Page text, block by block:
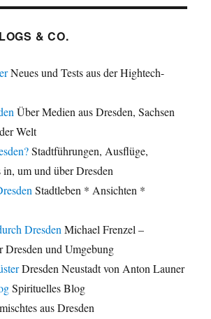
& CO.
Neues und Tests aus der Hightech-
Über Medien aus Dresden, Sachsen
Welt
Stadtführungen, Ausflüge,
in, um und über Dresden
Stadtleben * Ansichten *
DresdenMichael Frenzel –
Dresden und Umgebung
Dresden Neustadt von Anton Launer
Spirituelles Blog
aus Dresden